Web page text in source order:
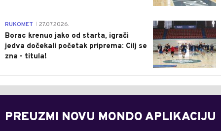
0
RUKOMET 27.07.2026.
Borac krenuo jako od starta, igrači
jedva dočekali početak priprema: Cilj se
zna - titula!
PREUZMI NOVU MONDO APLIKACIJU